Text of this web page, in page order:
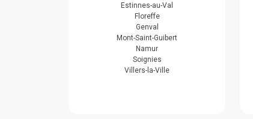
Estinnes-au-Val
Floreffe
Genval
Mont-Saint-Guibert
Namur
Soignies
Villers-la-Ville